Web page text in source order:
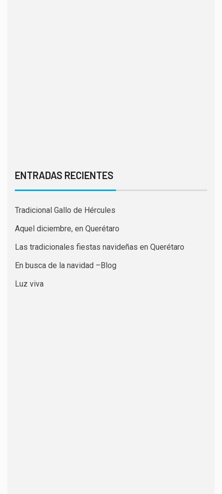
ENTRADAS RECIENTES
Tradicional Gallo de Hércules
Aquel diciembre, en Querétaro
Las tradicionales fiestas navideñas en Querétaro
En busca de la navidad –Blog
Luz viva